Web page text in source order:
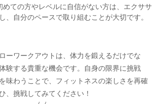
めての方やレベルに自信がない方は、エクササ
、自分のペースで取り組むことが大切です。
ーワークアウトは、体力を鍛えるだけでな
験する貴重な機会です。自身の限界に挑戦
味わうことで、フィットネスの楽しさを再確
、挑戦してみてください！